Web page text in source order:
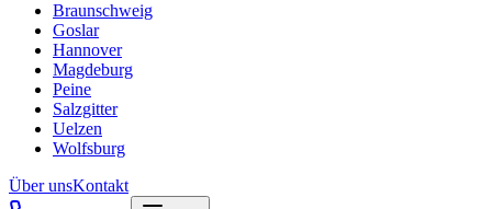
Braunschweig
Goslar
Hannover
Magdeburg
Peine
Salzgitter
Uelzen
Wolfsburg
Über unsKontakt